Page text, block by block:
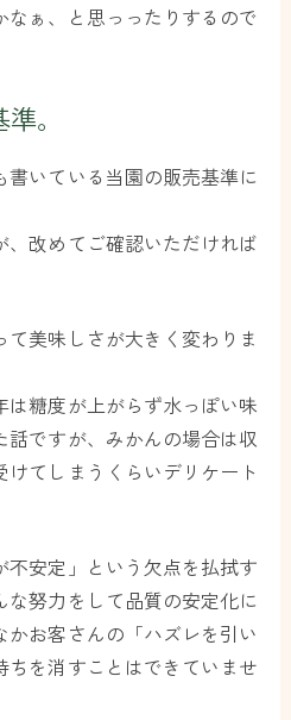
なぁ、と思っったりするので
。
書いている当園の販売基準に
改めてご確認いただければ
美味しさが大きく変わりま
糖度が上がらず水っぽい味
話ですが、みかんの場合は収
てしまうくらいデリケート
不安定」という欠点を払拭す
努力をして品質の安定化に
お客さんの「ハズレを引い
を消すことはできていませ